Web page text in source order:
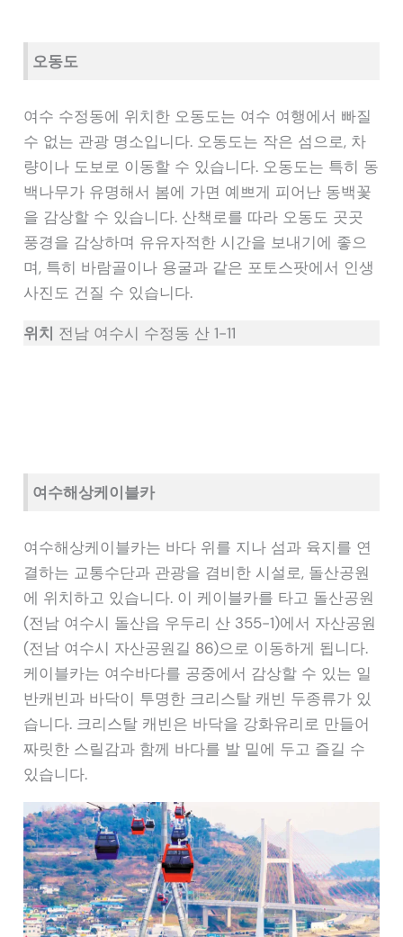
오동도
여수 수정동에 위치한 오동도는 여수 여행에서 빠질
수 없는 관광 명소입니다. 오동도는 작은 섬으로, 차
량이나 도보로 이동할 수 있습니다. 오동도는 특히 동
백나무가 유명해서 봄에 가면 예쁘게 피어난 동백꽃
을 감상할 수 있습니다. 산책로를 따라 오동도 곳곳
풍경을 감상하며 유유자적한 시간을 보내기에 좋으
며, 특히 바람골이나 용굴과 같은 포토스팟에서 인생
사진도 건질 수 있습니다.
위치 전남 여수시 수정동 산 1-11
여수해상케이블카
여수해상케이블카는 바다 위를 지나 섬과 육지를 연
결하는 교통수단과 관광을 겸비한 시설로, 돌산공원
에 위치하고 있습니다. 이 케이블카를 타고 돌산공원
(전남 여수시 돌산읍 우두리 산 355-1)에서 자산공원
(전남 여수시 자산공원길 86)으로 이동하게 됩니다.
케이블카는 여수바다를 공중에서 감상할 수 있는 일
반캐빈과 바닥이 투명한 크리스탈 캐빈 두종류가 있
습니다. 크리스탈 캐빈은 바닥을 강화유리로 만들어
짜릿한 스릴감과 함께 바다를 발 밑에 두고 즐길 수
있습니다.